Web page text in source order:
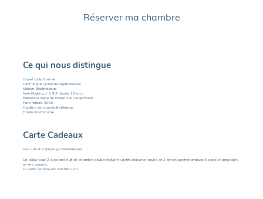
Ce qui nous distingue
Ouvert toute l'année
Tarif unique (Taxe de séjour incluse)
Maison Bioclimatique
Note Booking > à 9,3 depuis 12 ans
Référencé Guide du Routard & LonelyPlanet
Parc Natura 2000
Hygiène sans produit chimique
Haute Gastronomie
Carte Cadeaux
Une nuit et 2 diners gastronomiques
Un séjour pour 2 avec une nuit en chambre double incluant : petits déjeuner, sauna et 2 diners gastronomiques 5 plats champagne
et vins compris.
La carte cadeau est valable 1 an.
Réserver ma chambre